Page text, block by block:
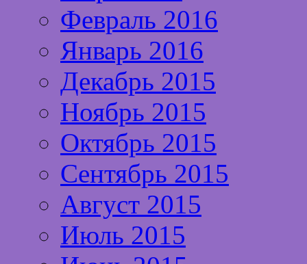
Февраль 2016
Январь 2016
Декабрь 2015
Ноябрь 2015
Октябрь 2015
Сентябрь 2015
Август 2015
Июль 2015